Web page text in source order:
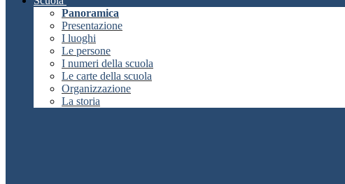
Panoramica
Presentazione
I luoghi
Le persone
I numeri della scuola
Le carte della scuola
Organizzazione
La storia